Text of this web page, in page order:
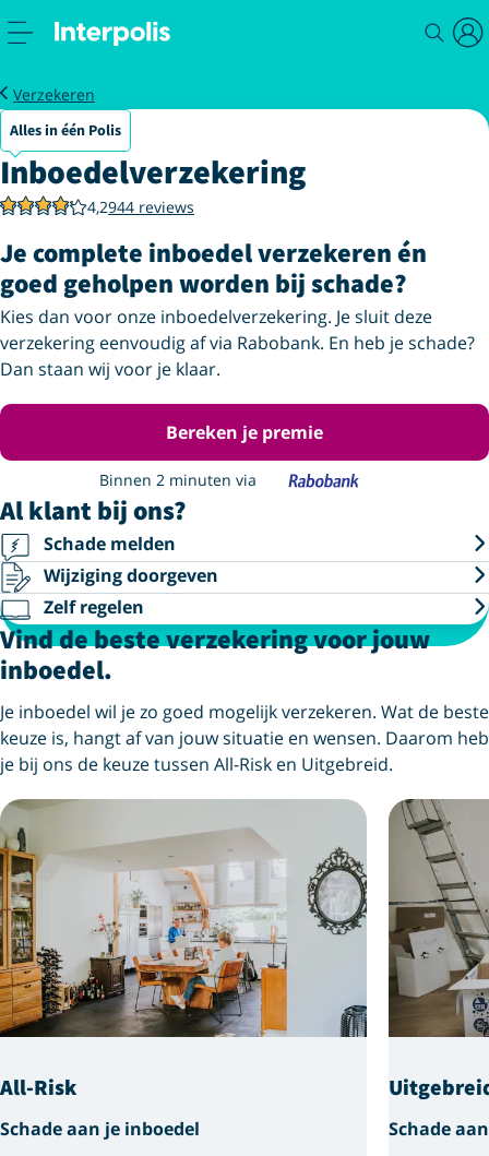
Verzekeren
Inboedelverzekering
Inboedelverzekering
Alles in één Polis
4,2944 reviews
Je complete inboedel verzekeren én
goed geholpen worden bij schade?
Kies dan voor onze inboedelverzekering. Je sluit deze
verzekering eenvoudig af via Rabobank. En heb je schade?
Dan staan wij voor je klaar.
Bereken je premie
Binnen 2 minuten via
Al klant bij ons?
Schade melden
Wijziging doorgeven
Zelf regelen
Vind de beste verzekering voor jouw
inboedel.
Je inboedel wil je zo goed mogelijk verzekeren. Wat de beste
keuze is, hangt af van jouw situatie en wensen. Daarom heb
je bij ons de keuze tussen All-Risk en Uitgebreid.
All-Risk
Schade aan je inboedel
Schade